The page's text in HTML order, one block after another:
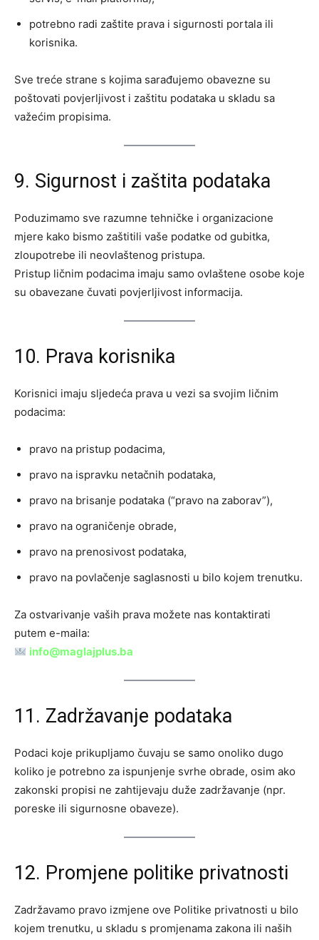
potrebno radi zaštite prava i sigurnosti portala ili
korisnika.
Sve treće strane s kojima sarađujemo obavezne su
poštovati povjerljivost i zaštitu podataka u skladu sa
važećim propisima.
9. Sigurnost i zaštita podataka
Poduzimamo sve razumne tehničke i organizacione
mjere kako bismo zaštitili vaše podatke od gubitka,
zloupotrebe ili neovlaštenog pristupa.
Pristup ličnim podacima imaju samo ovlaštene osobe koje
su obavezane čuvati povjerljivost informacija.
10. Prava korisnika
Korisnici imaju sljedeća prava u vezi sa svojim ličnim
podacima:
pravo na pristup podacima,
pravo na ispravku netačnih podataka,
pravo na brisanje podataka (“pravo na zaborav”),
pravo na ograničenje obrade,
pravo na prenosivost podataka,
pravo na povlačenje saglasnosti u bilo kojem trenutku.
Za ostvarivanje vaših prava možete nas kontaktirati
putem e-maila:
info@maglajplus.ba
11. Zadržavanje podataka
Podaci koje prikupljamo čuvaju se samo onoliko dugo
koliko je potrebno za ispunjenje svrhe obrade, osim ako
zakonski propisi ne zahtijevaju duže zadržavanje (npr.
poreske ili sigurnosne obaveze).
12. Promjene politike privatnosti
Zadržavamo pravo izmjene ove Politike privatnosti u bilo
kojem trenutku, u skladu s promjenama zakona ili naših